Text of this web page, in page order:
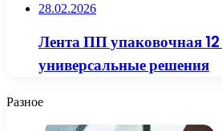
28.02.2026
Лента ПП упаковочная
универсальные решения
Разное